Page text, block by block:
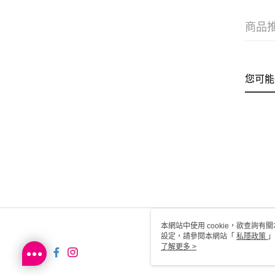
商品
您可
本網站中使用 cookie，欲查詢有
設定，請參閱本網站「 私隱政策
用 cookie。
了解更多 >